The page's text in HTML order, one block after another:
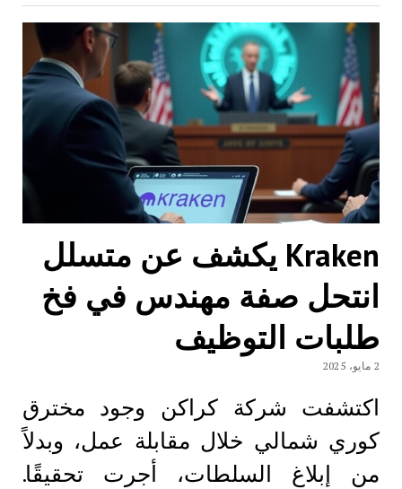
Kraken يكشف عن متسلل
انتحل صفة مهندس في فخ
طلبات التوظيف
2 مايو، 2025
اكتشفت شركة كراكن وجود مخترق
كوري شمالي خلال مقابلة عمل، وبدلاً
من إبلاغ السلطات، أجرت تحقيقًا.